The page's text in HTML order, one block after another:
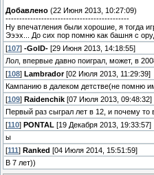
Добавлено (22 Июня 2013, 10:27:09)
---------------------------------------------
Ну впечатления были хорошие, я тогда
Эээх... До сих пор помню как башня с
[107] -GolD- [29 Июня 2013, 14:18:55]
Лол, впервые давно поиграл, может, в
[108] Lambrador[02 Июля 2013, 11:29:39]
Кампанию в далеком детстве(не помню
[109] Raidenchik [07 Июля 2013, 09:48:32]
Первый раз сыграл лет в 12, и почему то
[110] PONTAL [19 Декабря 2013, 19:33:57]
ы
[111 ] Ranked [04 Июля 2014, 15:51:59]
В 7 лет))